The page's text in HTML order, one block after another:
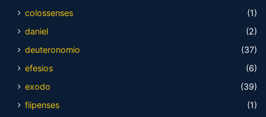
colossenses
(1)
daniel
(2)
deuteronomio
(37)
efesios
(6)
exodo
(39)
fiipenses
(1)